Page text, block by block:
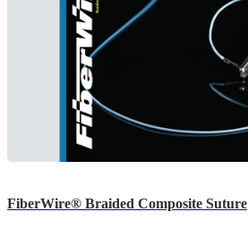
FiberWire® Braided Composite Suture